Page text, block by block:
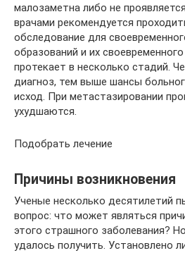
малозаметна либо не
врачами рекомендуется
обследование для
образований и их
протекает в несколько стадий.
диагноз, тем выше шансы
исход. При метастазировании
ухудшаются.
Подобрать лечение
Причины возникновения
Ученые несколько десятилетий
вопрос: что может являться
этого страшного заболевания?
удалось получить. Установлено